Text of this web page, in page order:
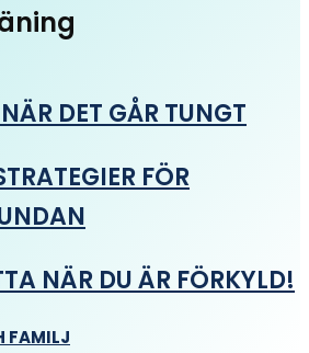
DET GÅR TUNGT
FÖR
NÄR DU ÄR FÖRKYLD!
FAMILJ